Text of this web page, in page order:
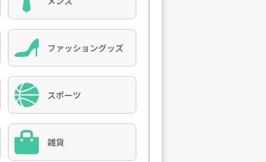
ファッショングッズ
スポーツ
雑貨